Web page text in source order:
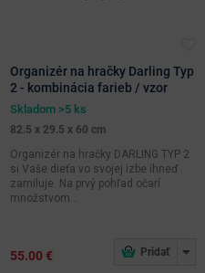
Organizér na hračky Darling Typ
2 - kombinácia farieb / vzor
Skladom >5 ks
82.5 x 29.5 x 60 cm
Organizér na hračky DARLING TYP 2
si Vaše dieťa vo svojej izbe ihneď
zamiluje. Na prvý pohľad očarí
množstvom...
55.00 €